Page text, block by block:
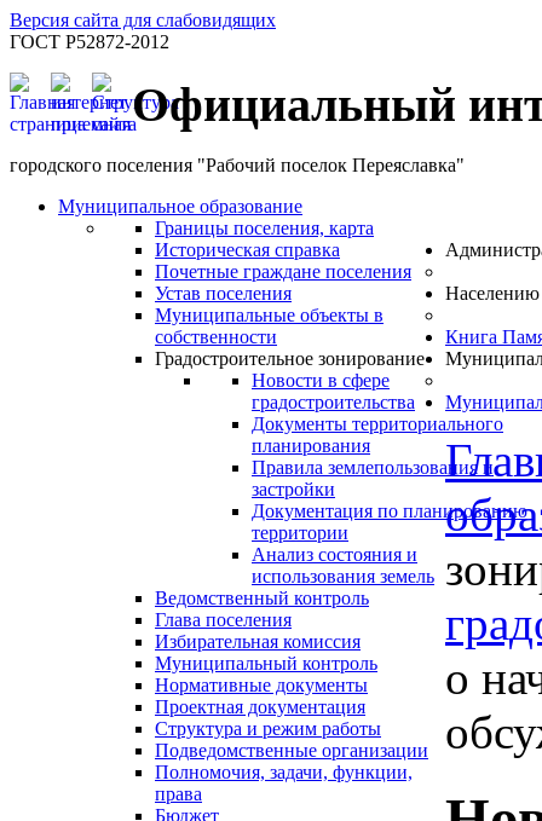
Версия сайта для слабовидящих
ГОСТ Р52872-2012
Официальный
городского поселения "Рабочий поселок Переяславка"
Муниципальное образование
Границы поселения, карта
Историческая справка
Почетные граждане поселения
Устав поселения
Муниципальные объекты в
собственности
Градостроительное зонирование
Новости в сфере
градостроительства
Документы территориального
планирования
Правила землепользования и
застройки
Документация по планированию
территории
Анализ состояния и
использования земель
Ведомственный контроль
Глава поселения
Избирательная комиссия
Муниципальный контроль
Нормативные документы
Проектная документация
Структура и режим работы
Подведомственные организации
Полномочия, задачи, функции,
права
Бюджет
Населению
Книга
о